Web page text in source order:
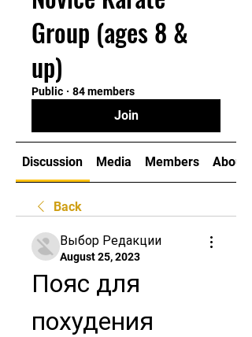
Group (ages 8 &
up)
Public · 84 members
Join
Discussion Media Members About
Back
Выбор Редакции
August 25, 2023
Пояс для
похудения